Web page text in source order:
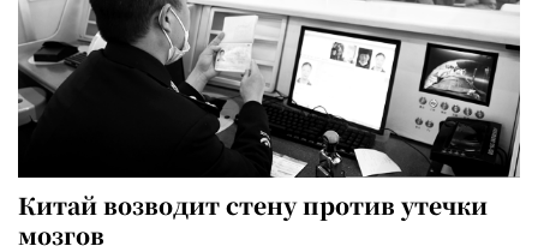
Китай возводит стену против утечки
мозгов